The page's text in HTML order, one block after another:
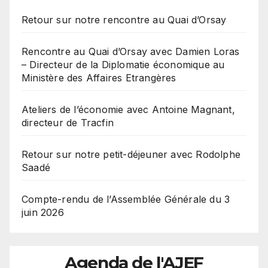
Retour sur notre rencontre au Quai d’Orsay
Rencontre au Quai d’Orsay avec Damien Loras
– Directeur de la Diplomatie économique au
Ministère des Affaires Etrangères
Ateliers de l’économie avec Antoine Magnant,
directeur de Tracfin
Retour sur notre petit-déjeuner avec Rodolphe
Saadé
Compte-rendu de l’Assemblée Générale du 3
juin 2026
Agenda de l'AJEF